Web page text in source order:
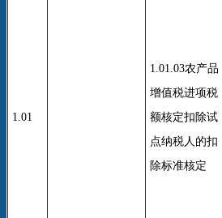
1.01
1.01.03农产品
增值税进项税
额核定扣除试
点纳税人的扣
除标准核定